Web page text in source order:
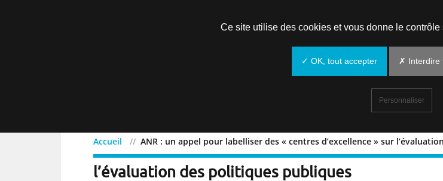
Accueil ANR : un appel pour labelliser des « centres d’excellence » sur
ANR : un appel pour labelliser des « centres
l’évaluation des politiques publiques
Ce site utilise des cookies et vous donne le
✓ OK, tout accepter ✗ Interdire
Personnaliser